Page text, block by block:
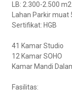
LB: 2.300-2.500
Lahan Parkir muat
Sertifikat: HGB
41 Kamar Studio
12 Kamar SOHO
Kamar Mandi
Fasilitas: